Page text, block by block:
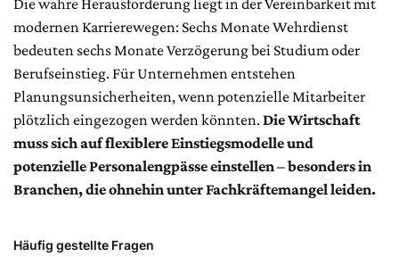
modernen Karrierewegen: Sechs Monate Wehrdienst
bedeuten sechs Monate Verzögerung bei Studium oder
Berufseinstieg. Für Unternehmen entstehen
Planungsunsicherheiten, wenn potenzielle Mitarbeiter
plötzlich eingezogen werden könnten. Die Wirtschaft
muss sich auf flexiblere Einstiegsmodelle und
potenzielle Personalengpässe einstellen – besonders in
Branchen, die ohnehin unter Fachkräftemangel leiden.
Häufig gestellte Fragen